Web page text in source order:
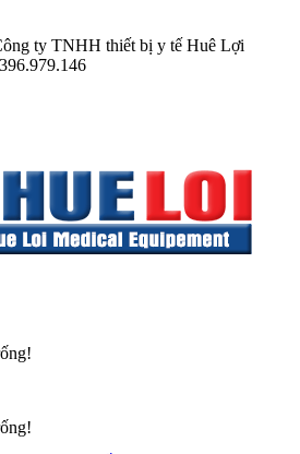
ty TNHH thiết bị y tế Huê Lợi